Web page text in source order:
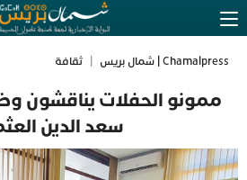
Chamalpress | شمال بريس ثقافة
ممونو الحفلات يناقشون
سعد الدين